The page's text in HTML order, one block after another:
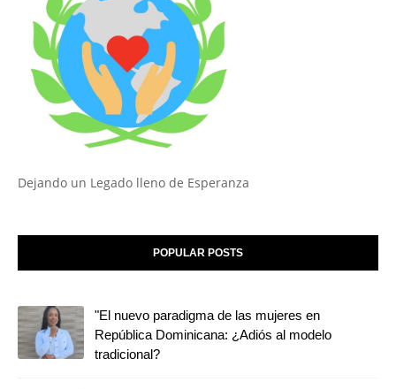
Dejando un Legado lleno de Esperanza
POPULAR POSTS
"El nuevo paradigma de las mujeres en
República Dominicana: ¿Adiós al modelo
tradicional?